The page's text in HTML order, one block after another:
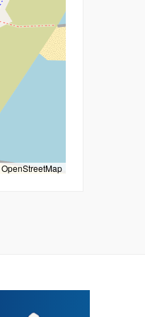
OpenStreetMap